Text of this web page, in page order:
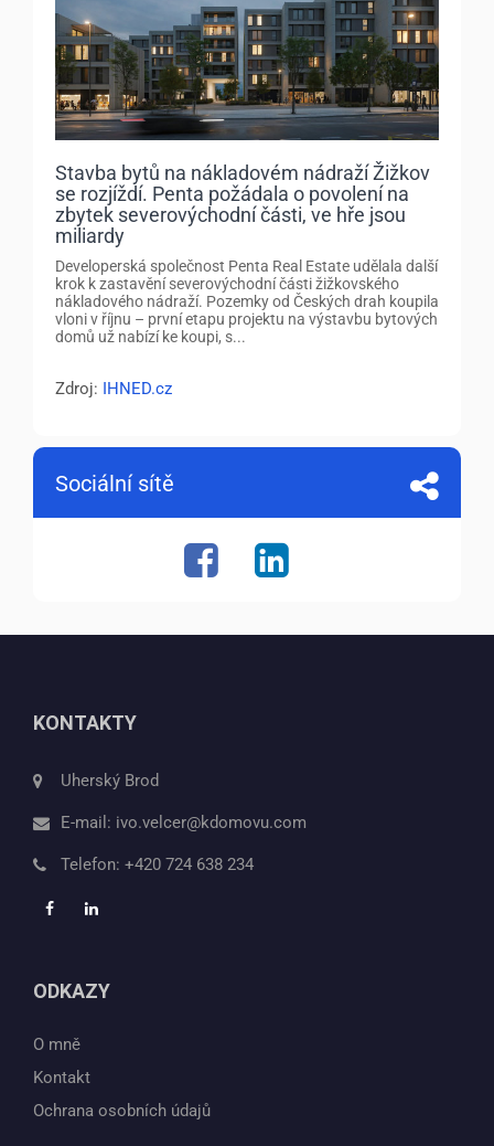
Stavba bytů na nákladovém nádraží Žižkov
se rozjíždí. Penta požádala o povolení na
zbytek severovýchodní části, ve hře jsou
miliardy
Developerská společnost Penta Real Estate udělala další
krok k zastavění severovýchodní části žižkovského
nákladového nádraží. Pozemky od Českých drah koupila
vloni v říjnu – první etapu projektu na výstavbu bytových
domů už nabízí ke koupi, s...
Zdroj: IHNED.cz
Sociální sítě
KONTAKTY
Uherský Brod
E-mail: ivo.velcer@kdomovu.com
Telefon: +420 724 638 234
ODKAZY
O mně
Kontakt
Ochrana osobních údajů